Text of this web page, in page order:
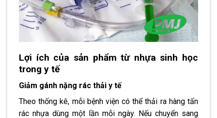
Lợi ích của sản phẩm từ nhựa sinh học
trong y tế
Giảm gánh nặng rác thải y tế
Theo thống kê, mỗi bệnh viện có thể thải ra hàng tấn
rác nhựa dùng một lần mỗi ngày. Nếu chuyển sang